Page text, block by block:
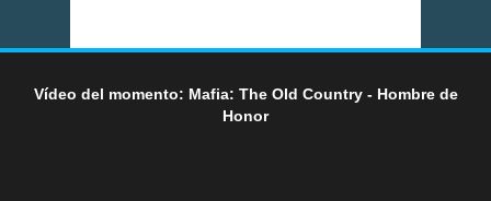
Vídeo del momento: Mafia: The Old Country - Hombre de
Honor